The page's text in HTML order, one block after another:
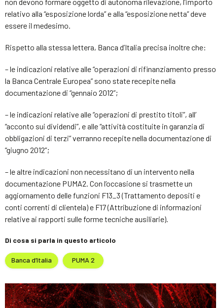
relativo alla “esposizione lorda” e alla “esposizione netta” deve
essere il medesimo.
Rispetto alla stessa lettera, Banca d’Italia precisa inoltre che:
– le indicazioni relative alle “operazioni di rifinanziamento presso
la Banca Centrale Europea” sono state recepite nella
documentazione di “gennaio 2012”;
– le indicazioni relative alle “operazioni di prestito titoli”, all’
“acconto sui dividendi”, e alle “attività costituite in garanzia di
obbligazioni di terzi” verranno recepite nella documentazione di
“giugno 2012”;
– le altre indicazioni non necessitano di un intervento nella
documentazione PUMA2. Con l’occasione si trasmette un
aggiornamento delle funzioni F13_3 (Trattamento depositi e
conti correnti di clientela) e F17 (Attribuzione di informazioni
relative ai rapporti sulle forme tecniche ausiliarie).
Di cosa si parla in questo articolo
Banca d’Italia PUMA 2